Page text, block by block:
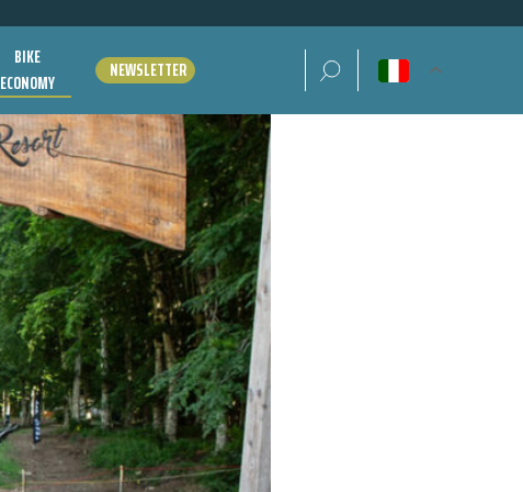
BIKE
ECONOMY
NEWSLETTER Ricerca per: